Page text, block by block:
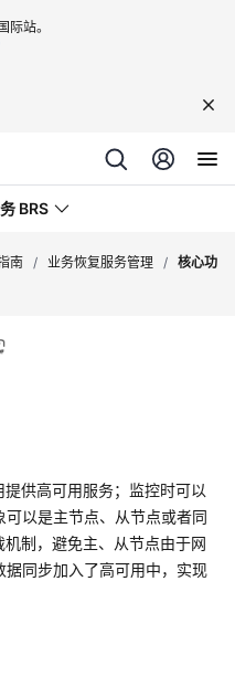
站。
BRS
南 / 业务恢复服务管理 / 核心功
供高可用服务；监控时可以
以是主节点、从节点或者同
制，避免主、从节点由于网
同步加入了高可用中，实现